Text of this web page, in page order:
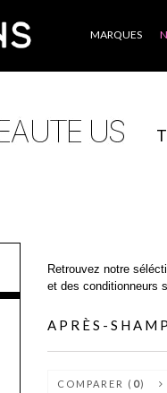
MARQUES
Retrouvez notre
et des conditionneurs
APRÈS-
COMPARER ( 0)